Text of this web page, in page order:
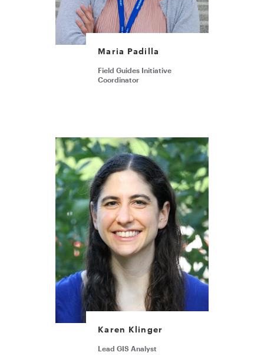
Maria Padilla
Field Guides Initiative
Coordinator
Karen Klinger
Lead GIS Analyst